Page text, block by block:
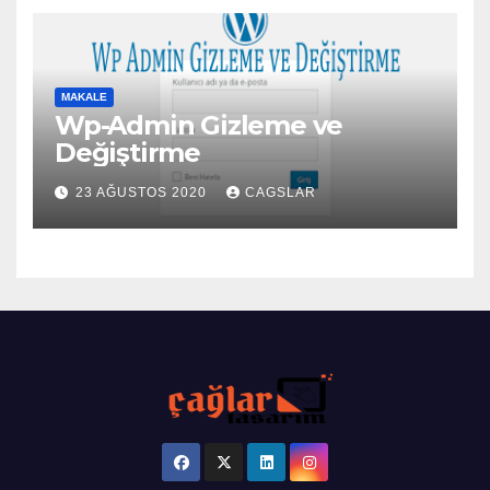
MAKALE
Wp-Admin Gizleme ve
Değiştirme
23 AĞUSTOS 2020 CAGSLAR